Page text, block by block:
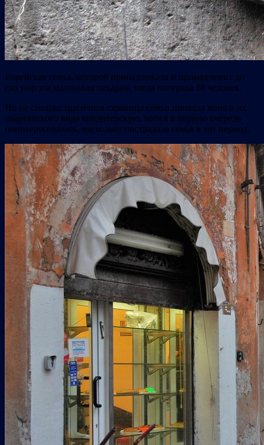
Еврейская семья, которой принадлежала и принадлежит до
сих пор эта маленькая пекарня, тогда потеряла 18 человек.
Но не столько трагичная страница семьи привела меня в их
спартанского вида кондитерскую, хотя я в первую очередь
поинтересовалась, насколько пострадала семья в тот период.